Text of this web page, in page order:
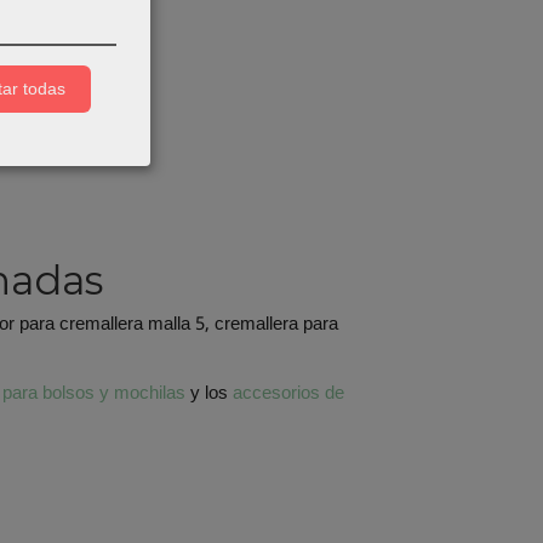
para cremallera malla 5, cremallera para
bolsos y mochilasy los accesorios de
todas